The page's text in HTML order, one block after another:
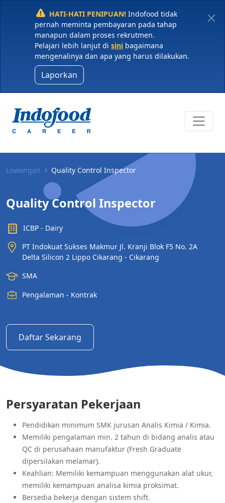
HATI-HATI PENIPUAN! Indofood tidak
pernah meminta pembayaran pada tahap
manapun dalam proses rekrutmen.
Pelajari lebih lanjut di sini bagaimana
mengenalinya dan apa yang harus dilakukan.
Laporkan
Lowongan Quality Control Inspector
Quality Control Inspector
ICBP - Dairy
PT Indokuat Sukses Makmur Jl. Kranji Blok F5 No. 2A
Delta Silicon 2 Lippo Cikarang - Cikarang
SMA
Pengalaman - Kontrak
Daftar Sekarang
Persyaratan Pekerjaan
Pendidikan minimum SMK jurusan Analis Kimia / Kimia.
Memiliki pengalaman min. 2 tahun di bidang analis atau
QC di perusahaan manufaktur (Fresh Graduate
dipersilakan melamar).
Keahlian: Memiliki kemampuan menggunakan alat ukur,
memiliki kemampuan analisa kimia proksimat.
Bersedia bekerja dengan sistem shift.